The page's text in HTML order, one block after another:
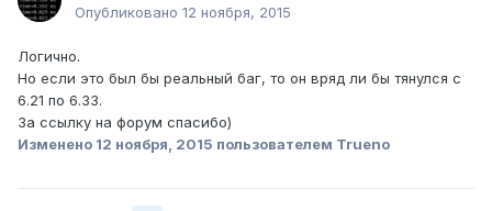
Опубликовано 12 ноября, 2015
Логично.
Но если это был бы реальный баг, то он вряд ли бы тянулся с
6.21 по 6.33.
За ссылку на форум спасибо)
Изменено 12 ноября, 2015 пользователем Trueno